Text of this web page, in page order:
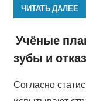
ЧИТАТЬ ДАЛЕЕ
Учёные
зубы и
Согласно